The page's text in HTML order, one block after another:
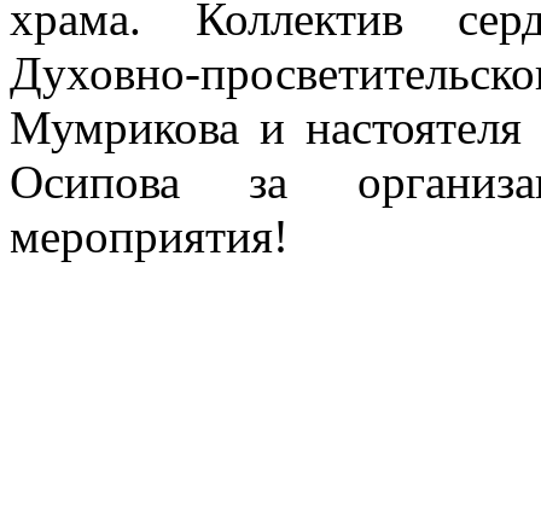
храма. Коллектив
Духовно-
Мумрикова и
Осипова за
мероприятия!